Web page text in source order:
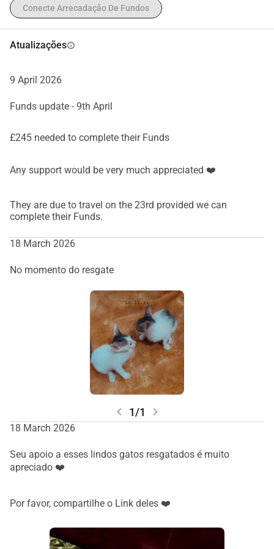
Conecte Arrecadação De Fundos
Atualizaçõesinfo
9 April 2026
Funds update - 9th April
£245 needed to complete their Funds
Any support would be very much appreciated ❤️
They are due to travel on the 23rd provided we can
complete their Funds.
18 March 2026
No momento do resgate
chevron_left 1/1 chevron_right
18 March 2026
Seu apoio a esses lindos gatos resgatados é muito
apreciado ❤️
Por favor, compartilhe o Link deles ❤️